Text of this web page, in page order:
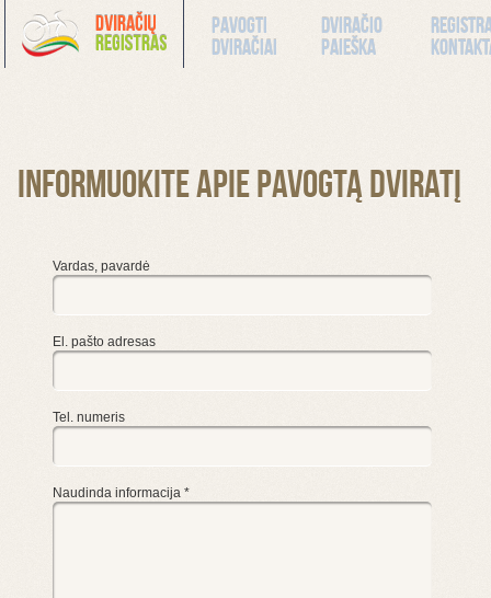
Pavogti
dviračiai
Dviračio
paieška
Informuokite apie pavogtą dviratį
Vardas, pavardė
El. pašto adresas
Tel. numeris
Naudinda informacija *